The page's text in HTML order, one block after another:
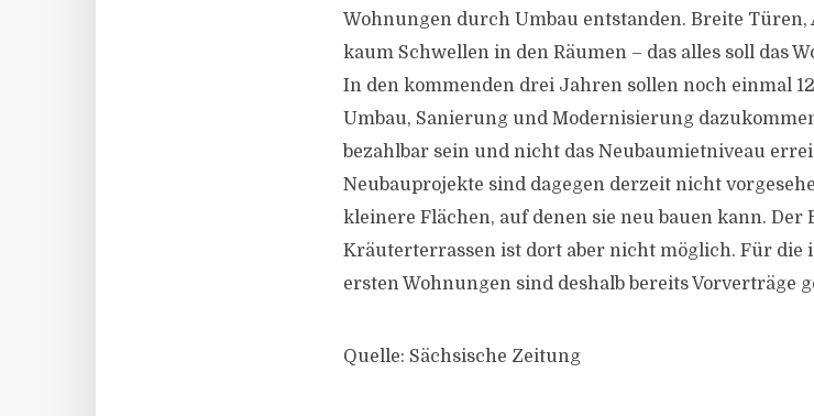
Wohnungen durch Umbau entstanden. Breite Türen,
kaum Schwellen in den Räumen – das alles soll das
In den kommenden drei Jahren sollen noch einmal
Umbau, Sanierung und Modernisierung
bezahlbar sein und nicht das Neubaumietniveau
Neubauprojekte sind dagegen derzeit nicht
kleinere Flächen, auf denen sie neu bauen kann.
Kräuterterrassen ist dort aber nicht möglich. Für die
ersten Wohnungen sind deshalb bereits Vorverträge
Quelle: Sächsische Zeitung